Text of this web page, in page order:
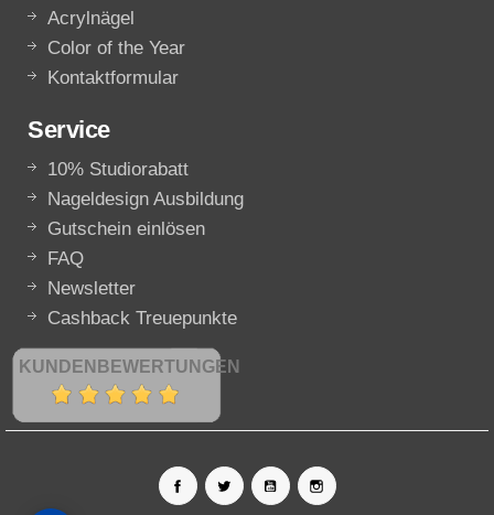
Acrylnägel
Color of the Year
Kontaktformular
Service
10% Studiorabatt
Nageldesign Ausbildung
Gutschein einlösen
FAQ
Newsletter
Cashback Treuepunkte
KUNDENBEWERTUNGEN